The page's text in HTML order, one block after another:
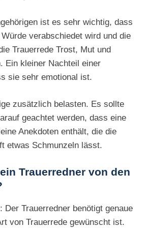
ist es sehr wichtig, dass
verabschiedet wird und die
Trauerrede Trost, Mut und
Ein kleiner Nachteil einer
sie sehr emotional ist.
zusätzlich belasten. Es sollte
geachtet werden, dass eine
Anekdoten enthält, die die
etwas Schmunzeln lässt.
Trauerredner von den
Der Trauerredner benötigt genaue
von Trauerrede gewünscht ist.